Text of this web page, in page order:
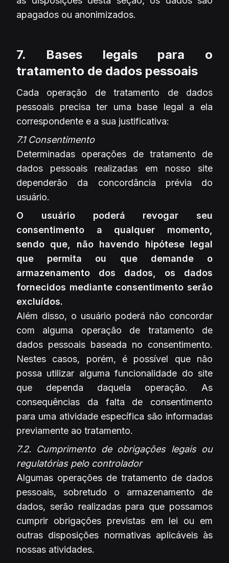
apagados ou anonimizados.
7. Bases legais para o
tratamento de dados pessoais
Cada operação de tratamento de dados
pessoais precisa ter uma base legal a ela
correspondente e a sua justificativa:
7.1 Consentimento
Determinadas operações de tratamento de
dados pessoais realizadas em nosso site
dependerão da concordância prévia do
usuário.
O usuário poderá revogar seu
consentimento a qualquer momento,
sendo que, não havendo hipótese legal
que permita ou que demande o
armazenamento dos dados, os dados
fornecidos mediante consentimento serão
excluídos.
Além disso, o usuário poderá não concordar
com alguma operação de tratamento de
dados pessoais baseada no consentimento.
Nestes casos, porém, é possível que não
possa utilizar alguma funcionalidade do site
que dependa daquela operação. As
consequências da falta de consentimento
para uma atividade específica são informadas
previamente ao tratamento.
7.2. Cumprimento de obrigações legais ou
regulatórias pelo controlador
Algumas operações de tratamento de dados
pessoais, sobretudo o armazenamento de
dados, serão realizadas para que possamos
cumprir obrigações previstas em lei ou em
outras disposições normativas aplicáveis às
nossas atividades.